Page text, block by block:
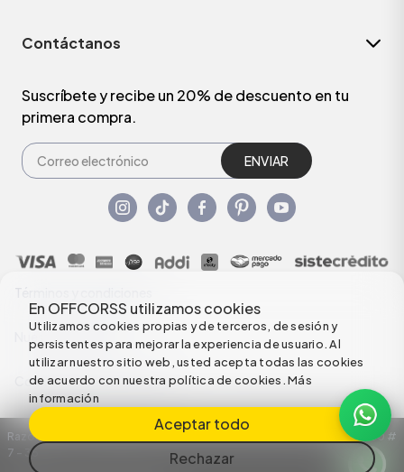
En OFFCORSS utilizamos cookies
Utilizamos cookies propias y de terceros, de sesión y
persistentes para mejorar la experiencia de usuario. Al
utilizar nuestro sitio web, usted acepta todas las cookies
de acuerdo con nuestra política de cookies.Más
información
Aceptar todo
Rechazar
Contáctanos
Suscríbete y recibe un 20% de descuento en tu
primera compra.
ENVIAR
Términos y condiciones
Nuestras Políticas
Configuración de Cookies
Razón Social: C.I HERMECO S.A. NIT: 890924167-6 Dirección: Carrera 50 #
7 – 35